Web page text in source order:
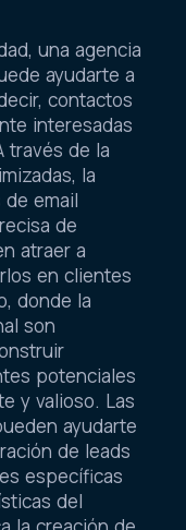
una agencia
ayudarte a
contactos
interesadas
través de la
la
email
de
atraer a
en clientes
donde la
son
potenciales
y valioso. Las
ayudarte
de leads
específicas
del